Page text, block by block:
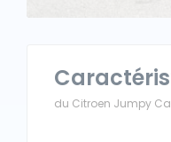
du Citroen Jumpy